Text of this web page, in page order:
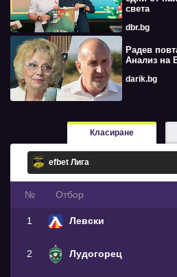
света
dbr.bg
Радев
Анализ на
darik.bg
Класиране
№ Oтбор
1 Левски
2 Лудогорец